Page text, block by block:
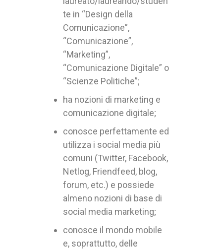
te in “Design della
Comunicazione”,
“Comunicazione”,
“Marketing”,
“Comunicazione Digitale” o
“Scienze Politiche”;
ha nozioni di marketing e
comunicazione digitale;
conosce perfettamente ed
utilizza i social media più
comuni (Twitter, Facebook,
Netlog, Friendfeed, blog,
forum, etc.) e possiede
almeno nozioni di base di
social media marketing;
conosce il mondo mobile
e, soprattutto, delle